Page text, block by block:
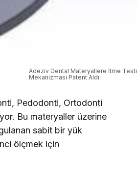
Adeziv Dental Materyallere İtme Testi
Mekanizması Patent Aldı
Pedodonti, Ortodonti
Bu materyaller üzerine
sabit bir yük
ölçmek için